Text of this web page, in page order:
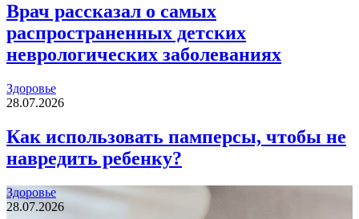
Врач рассказал о самых
распространенных детских
неврологических заболеваниях
Здоровье
28.07.2026
Как использовать памперсы, чтобы не
навредить ребенку?
Здоровье
28.07.2026